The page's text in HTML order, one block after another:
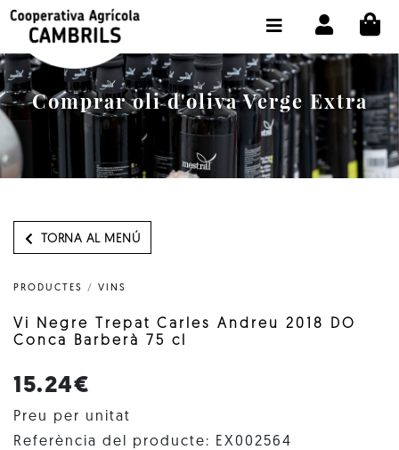
Comprar oli d'oliva Verge Extra
TORNA AL MENÚ
PRODUCTES / VINS
Vi Negre Trepat Carles Andreu 2018 DO
Conca Barberà 75 cl
15.24€
Preu per unitat
Referència del producte: EX002564
BOTIGA COMPRA ONLINE
LA COOPERATIVA
OLEOTOUR
PRODUCTES
EL NOSTRE OLI
SELECCIONAR IDIOMA: CAT